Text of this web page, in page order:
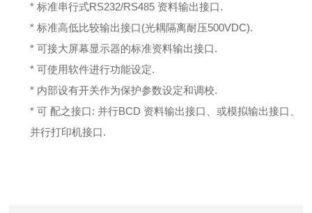
* 标准串行式RS232/RS485 资料输出接口.
* 标准高低比较输出接口(光耦隔离耐压500VDC).
* 可接大屏幕显示器的标准资料输出接口.
* 可使用软件进行功能设定.
* 内部设有开关作为保护参数设定和调校.
* 可 配之接口: 并行BCD 资料输出接口、或模拟输出接口、
并行打印机接口.